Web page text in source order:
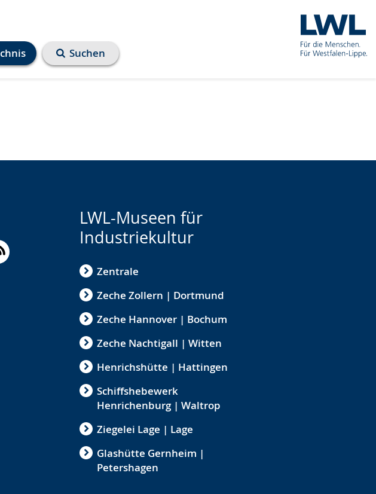
Suchen
LWL-Museen für
Industriekultur
Zentrale
Zeche Zollern | Dortmund
Zeche Hannover | Bochum
Zeche Nachtigall | Witten
Henrichshütte | Hattingen
Schiffshebewerk
Henrichenburg | Waltrop
Ziegelei Lage | Lage
Glashütte Gernheim |
Petershagen